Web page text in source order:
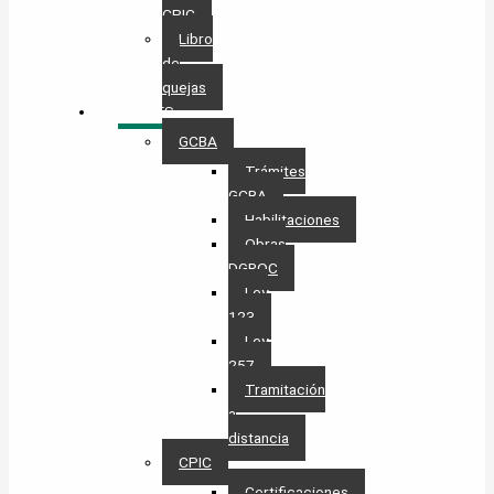
CPIC
Libro
de
quejas
TRÁMITES
GCBA
Trámites
GCBA
Habilitaciones
Obras
DGROC
Ley
123
Ley
257
Tramitación
a
distancia
CPIC